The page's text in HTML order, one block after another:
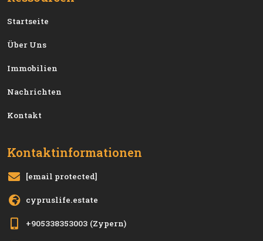
Startseite
Über Uns
Immobilien
Nachrichten
Kontakt
Kontaktinformationen
[email protected]
cypruslife.estate
+905338353003 (Zypern)